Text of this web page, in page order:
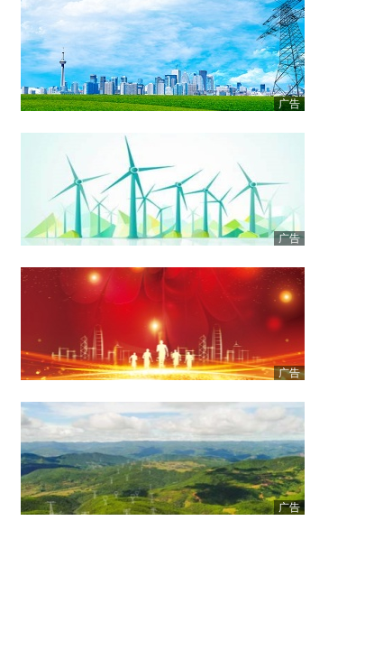
广告
广告
广告
广告